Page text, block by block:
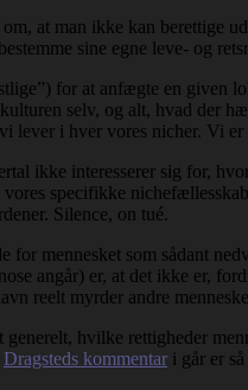
at man ikke kan
sine egne leve- og
for at anfægte en
selv, og alt, hvad
i hver vores nicher. Vi
ikke interesserer sig for,
specifikke
Silence, on tué.
mennesket som sådant
angår) er, at det ikke er,
reelt myrder andre
hvilke rettigheder
Dragsteds kommentar i går er